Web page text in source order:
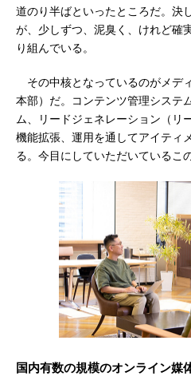
道のり半ばといったところだ。決
が、少しずつ、泥臭く、けれど確
り組んでいる。
その中核となっているのがメデ
本部）だ。コンテンツ管理システ
ム、リードジェネレーション（リ
機能拡張、運用を通してアイティ
る。今目にしていただいているこ
国内有数の規模のオンライン媒